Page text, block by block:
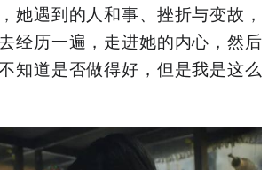
她遇到的人和事、挫折与变故，
经历一遍，走进她的内心，然后
知道是否做得好，但是我是这么